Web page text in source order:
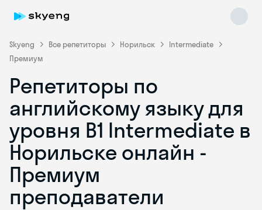
Skyeng Все репетиторы Норильск
Intermediate
Премиум
Репетиторы по
английскому языку для
уровня B1 Intermediate в
Норильске онлайн -
Премиум
преподаватели
Skyeng Chat